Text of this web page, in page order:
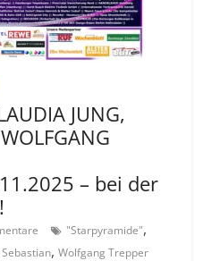
JUNG,
– bei der
"Starpyramide",
,Wolfgang Trepper